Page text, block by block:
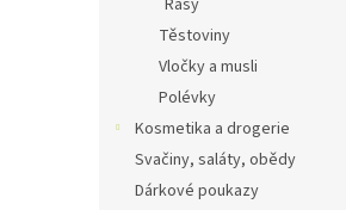
Řasy
Těstoviny
Vločky a musli
Polévky
Kosmetika a drogerie
Svačiny, saláty, obědy
Dárkové poukazy